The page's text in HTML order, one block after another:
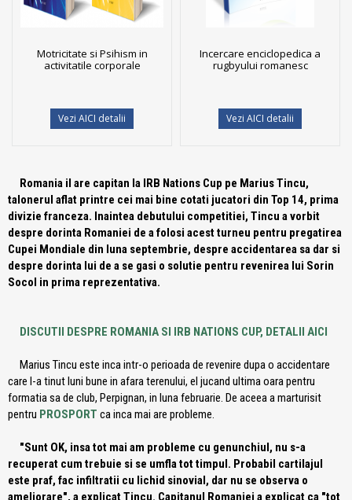
Motricitate si Psihism in
activitatile corporale
Vezi AICI detalii
Incercare enciclopedica a
rugbyului romanesc
Vezi AICI detalii
Romania il are capitan la IRB Nations Cup pe Marius Tincu,
talonerul aflat printre cei mai bine cotati jucatori din Top 14, prima
divizie franceza. Inaintea debutului competitiei, Tincu a vorbit
despre dorinta Romaniei de a folosi acest turneu pentru pregatirea
Cupei Mondiale din luna septembrie, despre accidentarea sa dar si
despre dorinta lui de a se gasi o solutie pentru revenirea lui Sorin
Socol in prima reprezentativa.
DISCUTII DESPRE ROMANIA SI IRB NATIONS CUP, DETALII AICI
Marius Tincu este inca intr-o perioada de revenire dupa o accidentare
care l-a tinut luni bune in afara terenului, el jucand ultima oara pentru
formatia sa de club, Perpignan, in luna februarie. De aceea a marturisit
pentru PROSPORT ca inca mai are probleme.
"Sunt OK, insa tot mai am probleme cu genunchiul, nu s-a
recuperat cum trebuie si se umfla tot timpul. Probabil cartilajul
este praf, fac infiltratii cu lichid sinovial, dar nu se observa o
ameliorare", a explicat Tincu. Capitanul Romaniei a explicat ca "tot